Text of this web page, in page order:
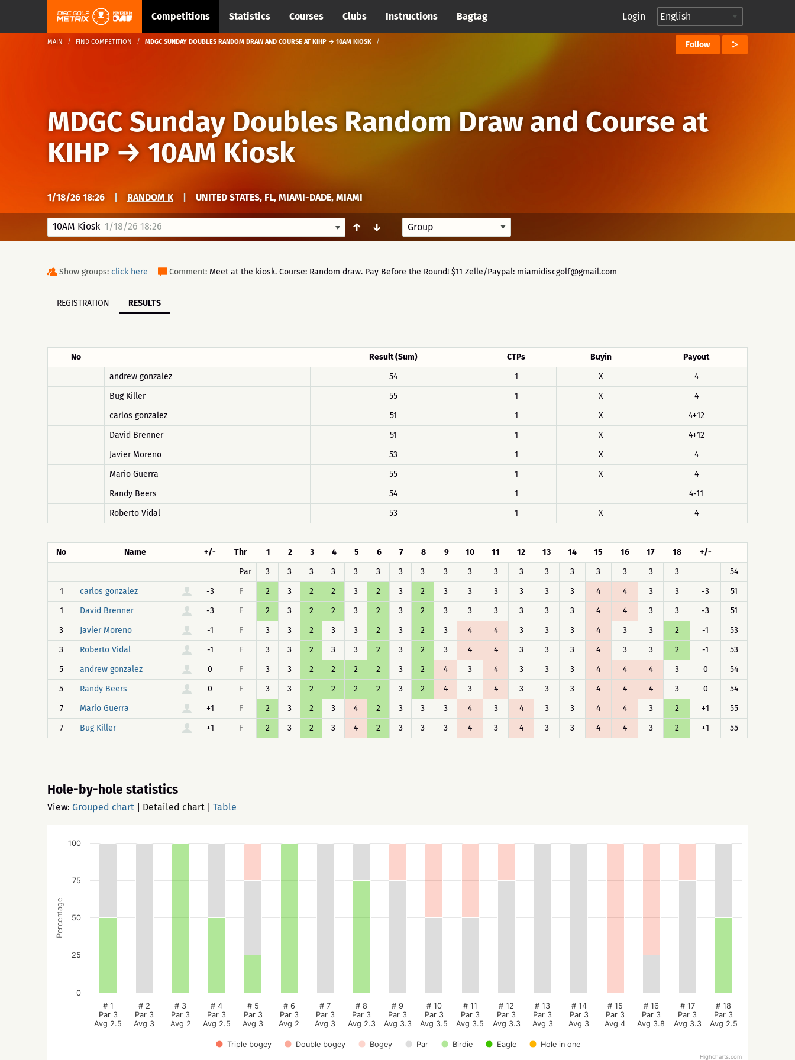
Competitions Statistics Courses Clubs Instructions Bagtag Login
MAIN FIND COMPETITION MDGC SUNDAY DOUBLES RANDOM DRAW AND COURSE AT KIHP → 10AM KIOSK Follow
MDGC Sunday Doubles Random Draw and Course at
KIHP→ 10AM Kiosk
1/18/26 18:26 RANDOM K UNITED STATES, FL, MIAMI-DADE, MIAMI
10AM Kiosk 1/18/26 18:26 ↑ ↓
Show groups: click here Comment: Meet at the kiosk. Course: Random draw. Pay Before the Round! $11 Zelle/Paypal: miamidiscgolf@gmail.com
REGISTRATION RESULTS
No Result (Sum) CTPs Buyin
Payout
andrew gonzalez
54 1 X
4
Bug Killer
55 1 X
4
carlos gonzalez
51 1 X
4+12
David Brenner
51 1 X
4+12
Javier Moreno
53 1 X
4
Mario Guerra
55 1 X
4
Randy Beers
54 1
4-11
Roberto Vidal
53 1 X 4
No Name +/- Thr 1 2 3 4 5 6 7 8 9 10 11 12 13 14 15 16 17 18
+/-
Par
3 3 3 3 3 3 3 3 3 3 3 3 3 3 3 3 3 3
54
1
carlos gonzalez -3 F 2 3 2 2 3 2 3 2 3 3 3 3 3 3 4 4 3 3 -3
51
1
David Brenner -3 F 2 3 2 2 3 2 3 2 3 3 3 3 3 3 4 4 3 3 -3
51
3
Javier Moreno -1 F 3 3 2 3 3 2 3 2 3 4 4 3 3 3 4 3 3 2 -1
53
3
Roberto Vidal -1 F 3 3 2 3 3 2 3 2 3 4 4 3 3 3 4 3 3 2 -1
53
5
andrew gonzalez 0 F 3 3 2 2 2 2 3 2 4 3 4 3 3 3 4 4 4 3 0
54
5
Randy Beers 0 F 3 3 2 2 2 2 3 2 4 3 4 3 3 3 4 4 4 3 0
54
7
Mario Guerra +1 F 2 3 2 3 4 2 3 3 3 4 3 4 3 3 4 4 3 2 +1
55
7
Bug Killer +1 F 2 3 2 3 4 2 3 3 3 4 3 4 3 3 4 4 3 2 +1 55
Hole-by-hole statistics
View: Grouped chart Detailed chart Table
Percentage
Triple bogey Double bogey Bogey Par Birdie Eagle Hole in one
# 1
Par 3
Avg 2.5
# 2
Par 3
Avg 3
# 3
Par 3
Avg 2
# 4
Par 3
Avg 2.5
# 5
Par 3
Avg 3
# 6
Par 3
Avg 2
# 7
Par 3
Avg 3
# 8
Par 3
Avg 2.3
# 9
Par 3
Avg 3.3
# 10
Par 3
Avg 3.5
# 11
Par 3
Avg 3.5
# 12
Par 3
Avg 3.3
# 13
Par 3
Avg 3
# 14
Par 3
Avg 3
# 15
Par 3
Avg 4
# 16
Par 3
Avg 3.8
# 17
Par 3
Avg 3.3
# 18
Par 3
Avg 2.5
0
25
50
75
100
Highcharts.com